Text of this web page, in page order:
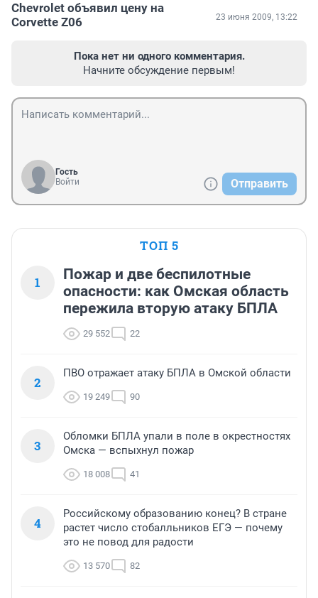
Chevrolet объявил цену на
Corvette Z06
23 июня 2009, 13:22
Пока нет ни одного комментария.
Начните обсуждение первым!
Гость
Войти
Отправить
ТОП 5
1
Пожар и две беспилотные
опасности: как Омская область
пережила вторую атаку БПЛА
29 552 22
2
ПВО отражает атаку БПЛА в Омской области
19 249 90
3
Обломки БПЛА упали в поле в окрестностях
Омска — вспыхнул пожар
18 008 41
4
Российскому образованию конец? В стране
растет число стобалльников ЕГЭ — почему
это не повод для радости
13 570 82